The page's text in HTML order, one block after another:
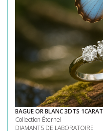
BAGUE OR BLANC 3DTS 1CARAT
Collection Éternel
DIAMANTS DE LABORATOIRE